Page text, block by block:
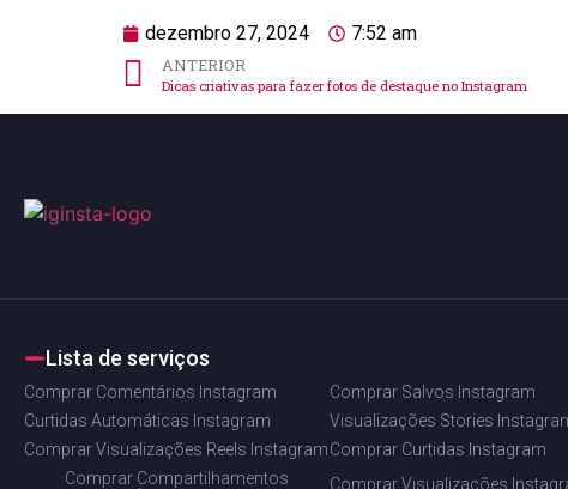
dezembro 27, 2024 7:52 am
ANTERIOR
Dicas criativas para fazer fotos de destaque no Instagram
Lista de serviços
Comprar Comentários Instagram
Comprar Salvos Instagram
Curtidas Automáticas Instagram
Visualizações Stories
Comprar Visualizações Reels InstagramComprar Curtidas Instagram
Comprar Compartilhamentos
Comprar Visualizações